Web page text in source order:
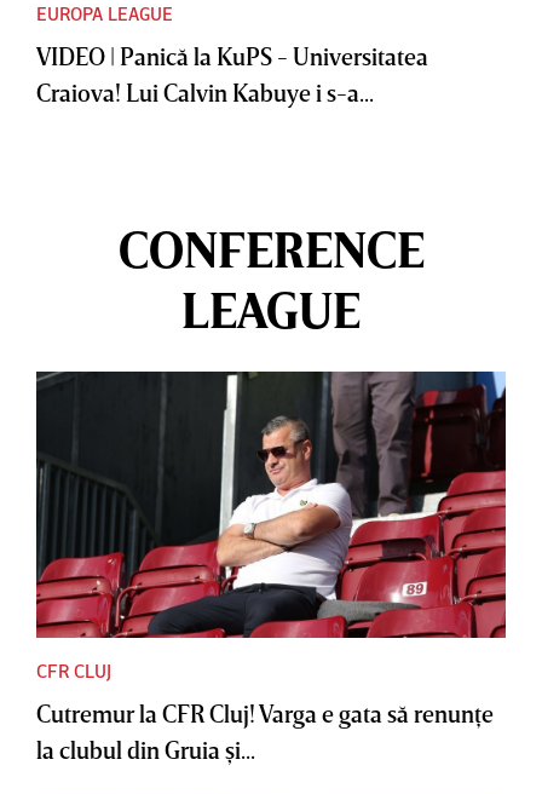
EUROPA LEAGUE
VIDEO | Panică la KuPS - Universitatea
Craiova! Lui Calvin Kabuye i s-a...
CONFERENCE
LEAGUE
CFR CLUJ
Cutremur la CFR Cluj! Varga e gata să renunţe
la clubul din Gruia şi...